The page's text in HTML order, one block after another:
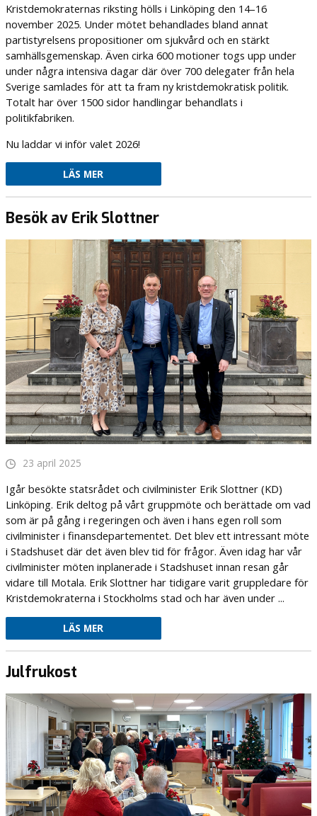
Kristdemokraternas riksting hölls i Linköping den 14–16
november 2025. Under mötet behandlades bland annat
partistyrelsens propositioner om sjukvård och en stärkt
samhällsgemenskap. Även cirka 600 motioner togs upp under
under några intensiva dagar där över 700 delegater från hela
Sverige samlades för att ta fram ny kristdemokratisk politik.
Totalt har över 1500 sidor handlingar behandlats i
politikfabriken.
Nu laddar vi inför valet 2026!
LÄS MER
Besök av Erik Slottner
23 april 2025
Igår besökte statsrådet och civilminister Erik Slottner (KD)
Linköping. Erik deltog på vårt gruppmöte och berättade om vad
som är på gång i regeringen och även i hans egen roll som
civilminister i finansdepartementet. Det blev ett intressant möte
i Stadshuset där det även blev tid för frågor. Även idag har vår
civilminister möten inplanerade i Stadshuset innan resan går
vidare till Motala. Erik Slottner har tidigare varit gruppledare för
Kristdemokraterna i Stockholms stad och har även under ...
LÄS MER
Julfrukost